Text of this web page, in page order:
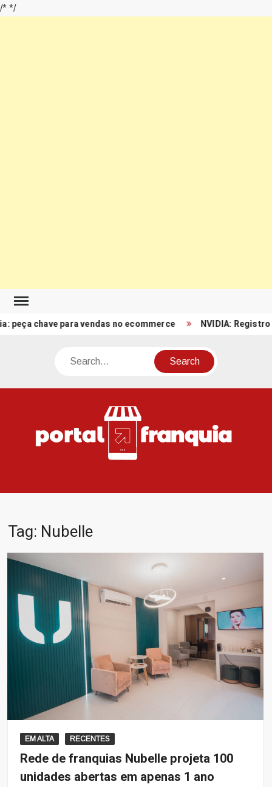
/* */
Skip
contentpara vendas no ecommerce NVIDIA: Registro de
Search
Tag: Nubelle
EM ALTA RECENTES
Rede de franquias Nubelle projeta 100
unidades abertas em apenas 1 ano